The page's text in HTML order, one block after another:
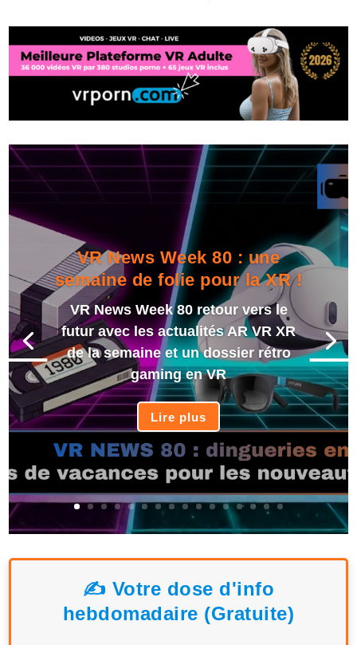
VR News Week 80 : une
semaine de folie pour la XR !
VR News Week 80 retour vers le
futur avec les actualités AR VR XR
de la semaine et un dossier rétro
gaming en VR
Lire plus
✍️ Votre dose d'info
hebdomadaire (Gratuite)